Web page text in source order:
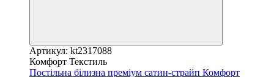
Артикул: kt2317088
Комфорт Текстиль
Постільна білизна преміум сатин-страйп Комфорт